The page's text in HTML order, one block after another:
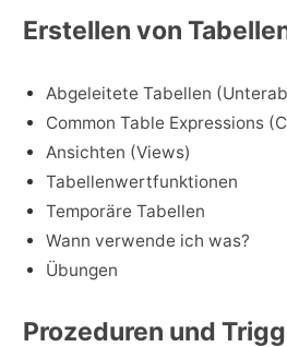
Erstellen von
Abgeleitete Tabellen
Common Table Expressions
Ansichten (Views)
Tabellenwertfunktionen
Temporäre Tabellen
Wann verwende ich was?
Übungen
Prozeduren und